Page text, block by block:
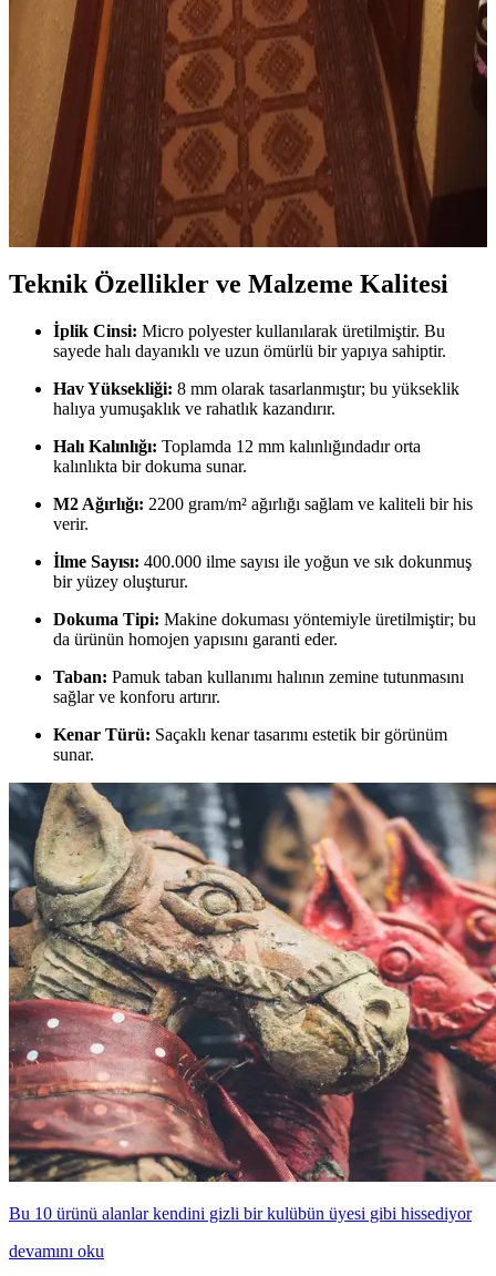
Yemek odasında halı seçimi, boyut, renk, malzeme ve tasarım
uyumu gibi faktörlerle mekanın fonksiyonelliğini ve estetiğini
etkiler. Kullanıcı tercihleri de seçimde önemli rol oynar.
Koridor Halısı Seçiminde Doğru Uzunluk ve
Genişlik Ölçütleriyle Estetik ve Fonksiyonellik
Koridor halısı seçiminde doğru uzunluk ve genişlik, estetik denge ve
kullanım rahatlığı sağlar. Yanlarda boşluk bırakmak ve kapı
eşiklerine uygun uzunluk tercih edilmelidir.
Teknik Özellikler ve Malzeme Kalitesi
İplik Cinsi: Micro polyester kullanılarak üretilmiştir. Bu
sayede halı dayanıklı ve uzun ömürlü bir yapıya sahiptir.
Hav Yüksekliği: 8 mm olarak tasarlanmıştır; bu yükseklik
halıya yumuşaklık ve rahatlık kazandırır.
Halı Kalınlığı: Toplamda 12 mm kalınlığındadır orta
kalınlıkta bir dokuma sunar.
M2 Ağırlığı: 2200 gram/m² ağırlığı sağlam ve kaliteli bir his
verir.
İlme Sayısı: 400.000 ilme sayısı ile yoğun ve sık dokunmuş
bir yüzey oluşturur.
Dokuma Tipi: Makine dokuması yöntemiyle üretilmiştir; bu
da ürünün homojen yapısını garanti eder.
Taban: Pamuk taban kullanımı halının zemine tutunmasını
sağlar ve konforu artırır.
Kenar Türü: Saçaklı kenar tasarımı estetik bir görünüm
sunar.
Bu 10 ürünü alanlar kendini gizli bir kulübün üyesi gibi hissediyor
devamını oku